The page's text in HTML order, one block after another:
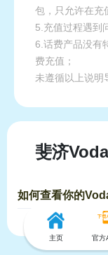
包，只允许在充
5.充值过程遇到
6.话费产品没有
费充值；
未遵循以上说明
斐济
如何查看你的
主页 官方